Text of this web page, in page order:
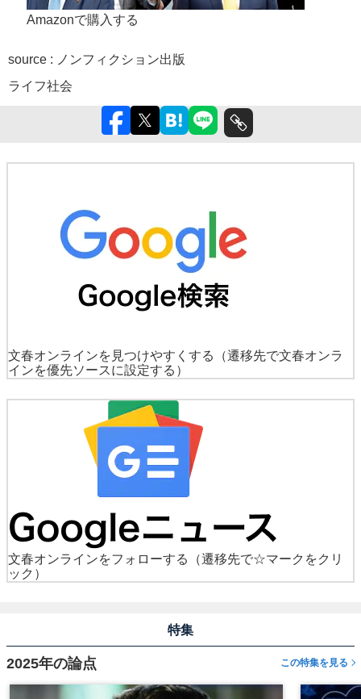
Amazonで購入する
source : ノンフィクション出版
ライフ社会
文春オンラインを見つけやすくする
（遷移先で文春オンラ
インを優先ソースに設定する）
文春オンラインをフォローする
（遷移先で☆マークをクリ
ック）
特集
2025年の論点 この特集を見る